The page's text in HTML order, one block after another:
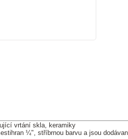
vrtání skla, keramiky
¼", stříbrnou barvu a jsou